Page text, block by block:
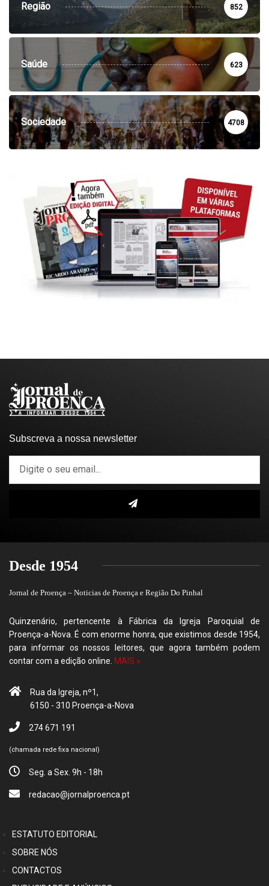
Região 852
Saúde 623
Sociedade 4708
Subscreva a nossa newsletter
Desde 1954
Jornal de Proença – Noticias de Proença e Região Do Pinhal
Quinzenário, pertencente à Fábrica da Igreja Paroquial de
Proença-a-Nova. É com enorme honra, que existimos desde 1954,
para informar os nossos leitores, que agora também podem
contar com a edição online. MAIS »
Rua da Igreja, nº1,
6150 - 310 Proença-a-Nova
274 671 191
(chamada rede fixa nacional)
Seg. a Sex. 9h - 18h
redacao@jornalproenca.pt
ESTATUTO EDITORIAL
SOBRE NÓS
CONTACTOS